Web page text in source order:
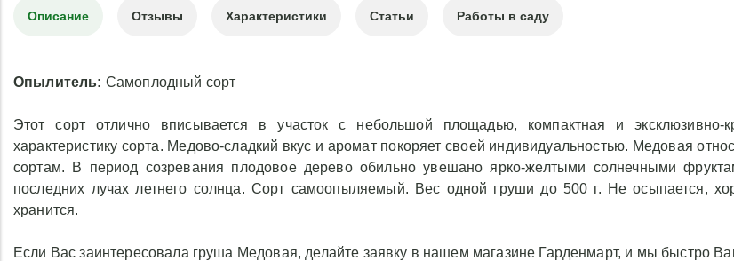
Описание Отзывы Характеристики Статьи Работы в саду
Опылитель: Самоплодный сорт
Этот сорт отлично вписывается в участок с небольшой площадью, компактная и эксклюзивно-
характеристику сорта. Медово-сладкий вкус и аромат покоряет своей индивидуальностью. Медовая
сортам. В период созревания плодовое дерево обильно увешано ярко-желтыми солнечными
последних лучах летнего солнца. Сорт самоопыляемый. Вес одной груши до 500 г. Не осыпается,
хранится.
Если Вас заинтересовала груша Медовая, делайте заявку в нашем магазине Гарденмарт, и мы быстро